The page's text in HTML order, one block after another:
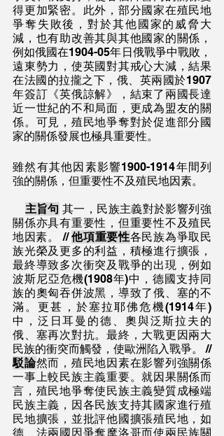
得更加緊密。此外，部分國家在殖民地
爭奪失敗後，對於其他國家的威脅大
減，也有助改善其與其他國家的關係，
例如俄國在1904-05年日俄戰爭中戰敗，
遠東勢力，使英國對其戒心大減，結果
在法國的拉攏之下，俄、英兩國於1907
年簽訂《英俄諒解》，結束了兩國長達
近一世紀的不和局面，更成為盟友的關
係。可見，殖民地爭奪對於促進部分國
家的關係發展也極具重要性。
雖然有其他因素影響1900-1914年間列
強的關係，但重要性不及殖民地因素。
主旨句 其一，民族主義對於影響列強
關係亦具有重要性，但重要性不及殖民
地因素。 // 他項重要性各民族為爭取民
族光榮及更多的利益，積極進行擴張，
最終導致多次衝突及戰爭的出現，例如
波斯尼亞危機(1908年)中，德國支持同
族的奧匈吞併波黑，導致了俄、塞的不
滿。更甚，於塞拉耶佛危機(1914年)
中，泛日耳曼的德、奧與泛斯拉夫的
俄、塞再次對抗。最終，大戰更因兩大
民族的衝突而觸發，使歐洲陷入戰爭。 //
駁論然而，殖民地因素在影響列強關係
一事上較民族主義重要。就因果關係而
言，殖民地爭奪使民族主義變質成極端
民族主義，因各民族支持其國家進行殖
民地擴張，並批評他國擴張殖民地，如
德、法兩國因爭奪摩洛哥而使兩民族關